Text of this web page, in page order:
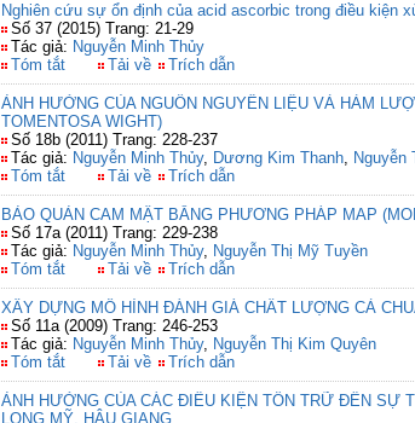
Nghiên cứu sự ổn định của acid ascorbic trong điều kiện
Số 37 (2015) Trang: 21-29
Tác giả: Nguyễn Minh Thủy
Tóm tắt
Tải về Trích dẫn
ẢNH HƯỞNG CỦA NGUỒN NGUYÊN LIỆU VÀ HÀM
TOMENTOSA WIGHT)
Số 18b (2011) Trang: 228-237
Tác giả: Nguyễn Minh Thủy, Dương Kim Thanh, Nguyễn
Tóm tắt
Tải về Trích dẫn
BẢO QUẢN CAM MẬT BẰNG PHƯƠNG PHÁP MAP
Số 17a (2011) Trang: 229-238
Tác giả: Nguyễn Minh Thủy, Nguyễn Thị Mỹ Tuyền
Tóm tắt
Tải về Trích dẫn
XÂY DỰNG MÔ HÌNH ĐÁNH GIÁ CHẤT LƯỢNG CÀ
Số 11a (2009) Trang: 246-253
Tác giả: Nguyễn Minh Thủy, Nguyễn Thị Kim Quyên
Tóm tắt
Tải về Trích dẫn
ẢNH HƯỞNG CỦA CÁC ĐIỀU KIỆN TỒN TRỮ ĐẾN SỰ
LONG MỸ, HẬU GIANG